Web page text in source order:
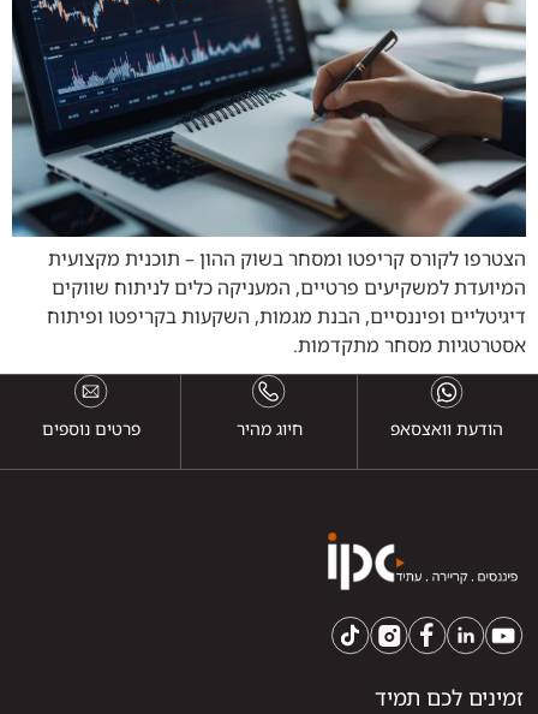
הצטרפו לקורס קריפטו ומסחר בשוק ההון – תוכנית מקצועית
המיועדת למשקיעים פרטיים, המעניקה כלים לניתוח שווקים
דיגיטליים ופיננסיים, הבנת מגמות, השקעות בקריפטו ופיתוח
אסטרטגיות מסחר מתקדמות.
הודעת וואצסאפ חיוג מהיר פרטים נוספים
זמינים לכם תמיד